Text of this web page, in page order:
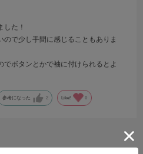
した！
で少し手間に感じることもありま
ボタンとかで袖に付けられるとよ
参考になった 2 Like! 0